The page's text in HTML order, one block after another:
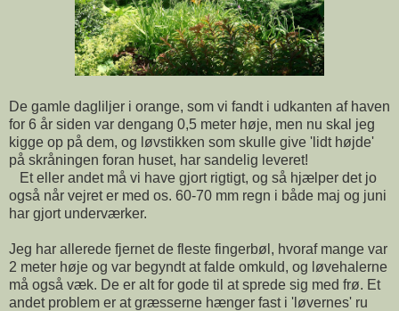
De gamle dagliljer i orange, som vi fandt i udkanten af haven
for 6 år siden var dengang 0,5 meter høje, men nu skal jeg
kigge op på dem, og løvstikken som skulle give 'lidt højde'
på skråningen foran huset, har sandelig leveret!
Et eller andet må vi have gjort rigtigt, og så hjælper det jo
også når vejret er med os. 60-70 mm regn i både maj og juni
har gjort underværker.
Jeg har allerede fjernet de fleste fingerbøl, hvoraf mange var
2 meter høje og var begyndt at falde omkuld, og løvehalerne
må også væk. De er alt for gode til at sprede sig med frø. Et
andet problem er at græsserne hænger fast i 'løvernes' ru